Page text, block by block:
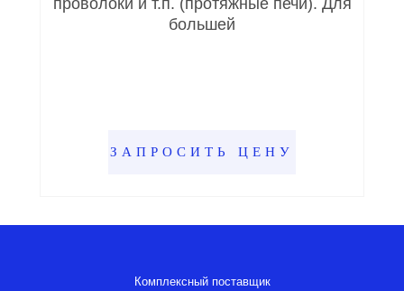
проволоки и т.п. (протяжные печи). Для
большей
ЗАПРОСИТЬ ЦЕНУ
Комплексный поставщик